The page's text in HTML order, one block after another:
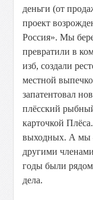
деньги (от
проект
Россия». Мы
превратили в
изб, создали
местной
запатентовал
плёсский
карточкой
выходных. А мы
другими
годы были
дела.